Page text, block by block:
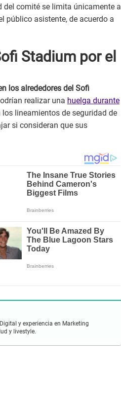
comité se limita únicamente a
público asistente, de acuerdo a
Stadium por el
los alrededores del Sofi
realizar una huelga durante
lineamientos de seguridad de
si consideran que sus
y experiencia en Marketing
y livestyle.